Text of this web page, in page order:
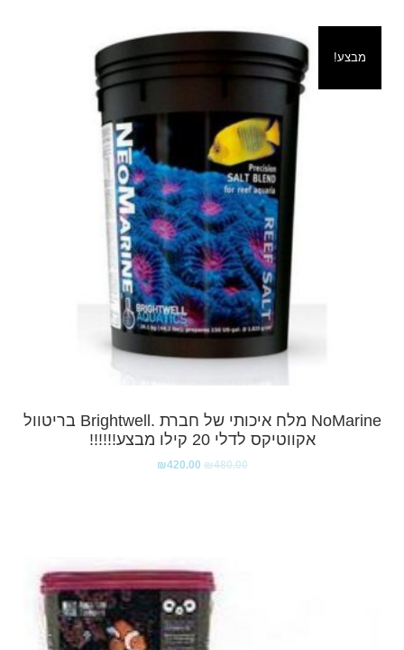
מבצע!
NoMarine מלח איכותי של חברת .brightwell בריטוול
אקווטיקס לדלי 20 קילו מבצע!!!!!!
₪480.00
₪420.00